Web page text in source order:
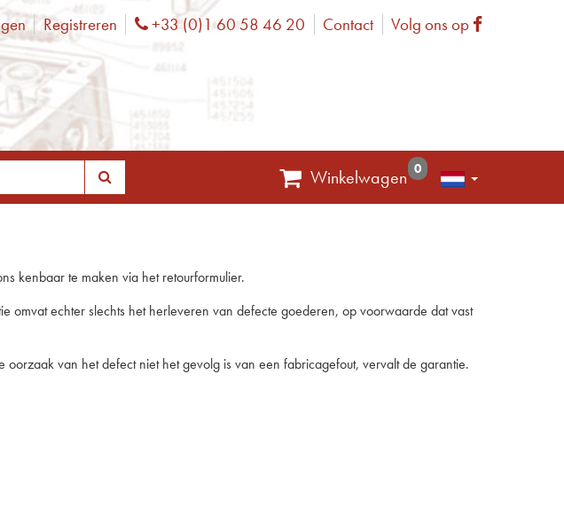
Registreren Phone
+33 (0)1 60 58 46 20 Contact Volg ons op Facebook
Winkelwagen 0
kenbaar te maken via het retourformulier.
echter slechts het herleveren van defecte goederen, op voorwaarde dat vast
van het defect niet het gevolg is van een fabricagefout, vervalt de garantie.